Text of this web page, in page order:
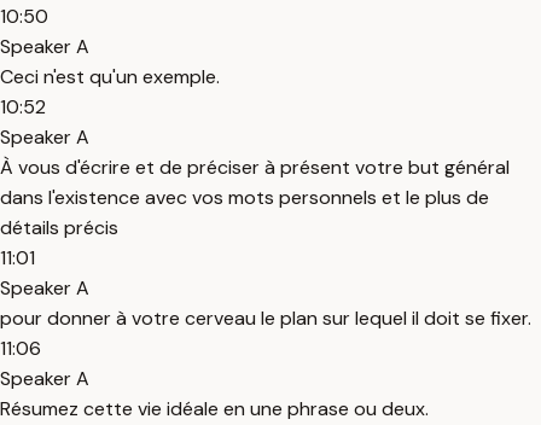
10:50
Speaker A
Ceci n'est qu'un exemple.
10:52
Speaker A
À vous d'écrire et de préciser à présent votre but général
dans l'existence avec vos mots personnels et le plus de
détails précis
11:01
Speaker A
pour donner à votre cerveau le plan sur lequel il doit se fixer.
11:06
Speaker A
Résumez cette vie idéale en une phrase ou deux.